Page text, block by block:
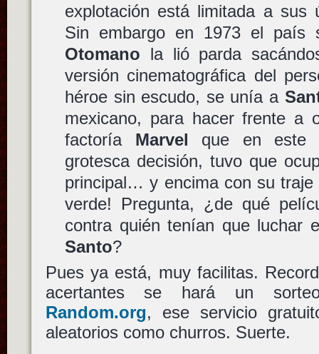
explotación está limitada a sus
Sin embargo en 1973 el país
Otomano la lió parda
versión cinematográfica del
héroe sin escudo, se unía a
mexicano, para hacer frente a
factoría Marvel que en este
grotesca decisión, tuvo que
principal… y encima con su traje
verde! Pregunta, ¿de qué
contra quién tenían que luchar
Santo?
Pues ya está, muy facilitas.
acertantes se hará un
Random.org, ese servicio
aleatorios como churros. Suerte.